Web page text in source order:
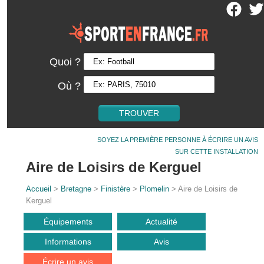
Quoi ?
Où ?
SOYEZ LA PREMIÈRE PERSONNE À ÉCRIRE UN AVIS
SUR CETTE INSTALLATION
Aire de Loisirs de Kerguel
Accueil > Bretagne > Finistère > Plomelin > Aire de Loisirs de
Kerguel
Équipements Actualité
Informations Avis
Écrire un avis